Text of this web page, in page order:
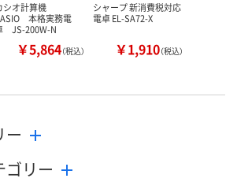
シオ計算機
本格実務電
JS-200W-N
￥5,864（税込）
シャープ 新消費税対応
電卓 EL-SA72-X
￥1,910（税込）
ー
ゴリー